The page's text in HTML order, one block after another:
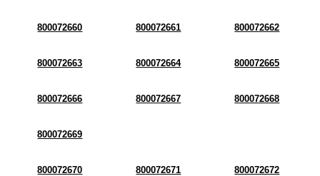
800072660 800072661 800072662
800072663 800072664 800072665
800072666 800072667 800072668
800072669
800072670 800072671 800072672